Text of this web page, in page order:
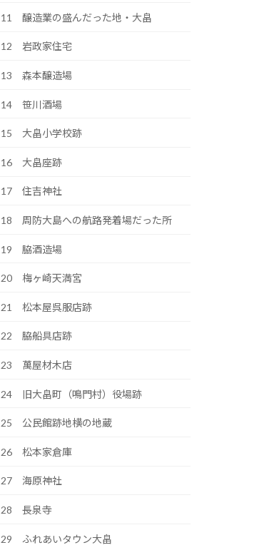
11 醸造業の盛んだった地・大畠
12 岩政家住宅
13 森本醸造場
14 笹川酒場
15 大畠小学校跡
16 大畠座跡
17 住吉神社
18 周防大島への航路発着場だった所
19 脇酒造場
20 梅ヶ崎天満宮
21 松本屋呉服店跡
22 脇船具店跡
23 萬屋材木店
24 旧大畠町（鳴門村）役場跡
25 公民館跡地横の地蔵
26 松本家倉庫
27 海原神社
28 長泉寺
29 ふれあいタウン大畠